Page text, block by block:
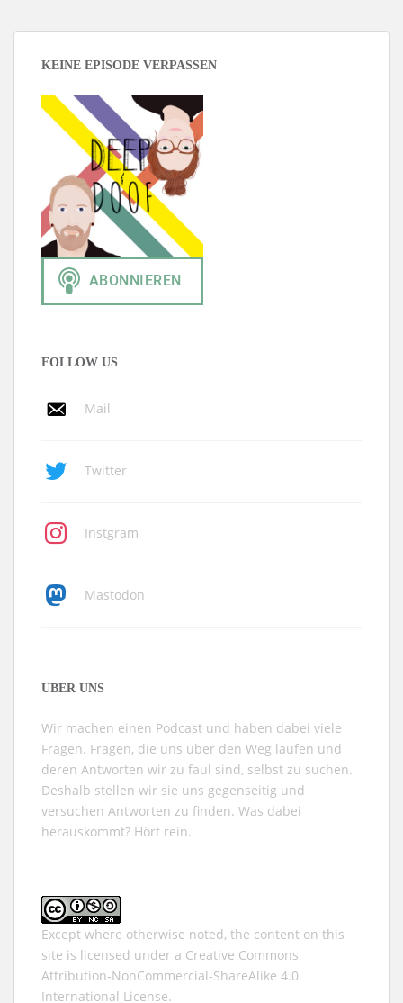
KEINE EPISODE VERPASSEN
FOLLOW US
Mail
Twitter
Instgram
Mastodon
ÜBER UNS
Wir machen einen Podcast und haben dabei viele
Fragen. Fragen, die uns über den Weg laufen und
deren Antworten wir zu faul sind, selbst zu suchen.
Deshalb stellen wir sie uns gegenseitig und
versuchen Antworten zu finden. Was dabei
herauskommt? Hört rein.
Except where otherwise noted, the content on this
site is licensed under a Creative Commons
Attribution-NonCommercial-ShareAlike 4.0
International License.